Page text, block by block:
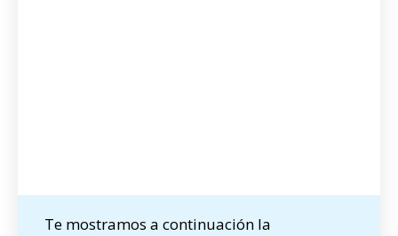
Te mostramos a continuación la